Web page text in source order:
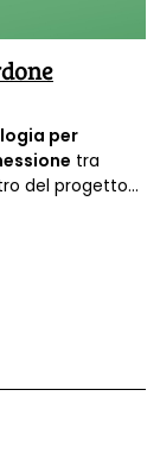
per
tra
del progetto